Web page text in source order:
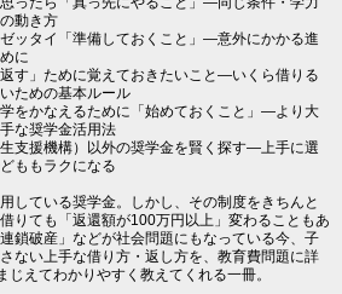
動き方
ッタイ「準備しておくこと」―意外にかかる進
に
す」ために覚えておきたいこと―いくら借りる
ための基本ルール
をかなえるために「始めておくこと」―より大
な奨学金活用法
支援機構）以外の奨学金を賢く探す―上手に選
ももラクになる
している奨学金。しかし、その制度をきちんと
りても「返還額が100万円以上」変わることもあ
鎖破産」などが社会問題にもなっている今、子
ない上手な借り方・返し方を、教育費問題に詳
じえてわかりやすく教えてくれる一冊。